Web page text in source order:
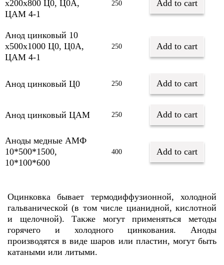
х200х800 Ц0, Ц0А,
ЦАМ 4-1
250 Add to cart
Анод цинковый 10
х500х1000 Ц0, Ц0А,
ЦАМ 4-1
250 Add to cart
Анод цинковый Ц0 250 Add to cart
Анод цинковый ЦАМ 250 Add to cart
Аноды медные АМФ
10*500*1500,
10*100*600
400 Add to cart
Оцинковка бывает термодиффузионной, холодной
гальванической (в том числе цианидной, кислотной
и щелочной). Также могут применяться методы
горячего и холодного цинкования. Аноды
производятся в виде шаров или пластин, могут быть
катаными или литыми.